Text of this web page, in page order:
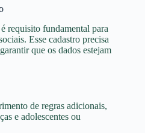
requisito fundamental para
Esse cadastro precisa
que os dados estejam
de regras adicionais,
e adolescentes ou